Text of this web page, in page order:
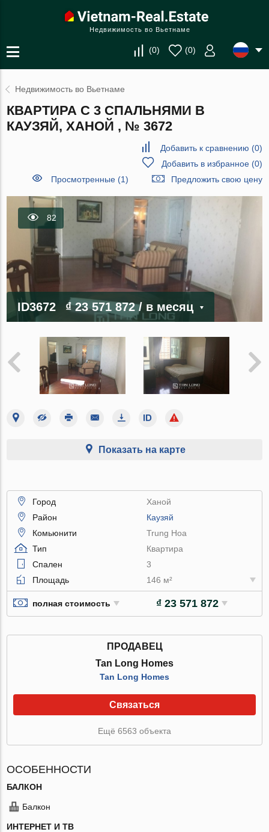
Недвижимость во Вьетнаме
(0) (0)
Недвижимость во Вьетнаме
КВАРТИРА С 3 СПАЛЬНЯМИ В
КАУЗЯЙ, ХАНОЙ , № 3672
Добавить к сравнению (0)
Добавить в избранное(0)
Просмотренные (1)
Предложить свою цену
82
ID3672 ₫ 23 571 872/ в месяц
Показать на карте
Город
Ханой
Район
Каузяй
Комьюнити
Trung Hoa
Тип
Квартира
Спален
3
Площадь
146 м²
полная стоимость ₫ 23 571 872
ПРОДАВЕЦ
Tan Long Homes
Tan Long Homes
Связаться
Ещё 6563 объекта
ОСОБЕННОСТИ
БАЛКОН
Балкон
ИНТЕРНЕТ И ТВ